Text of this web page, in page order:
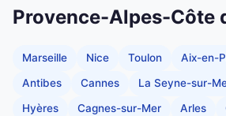
Provence-Alpes-Côte
Marseille Nice Toulon Aix-en-
Antibes Cannes La Seyne-sur-
Hyères Cagnes-sur-Mer Arles